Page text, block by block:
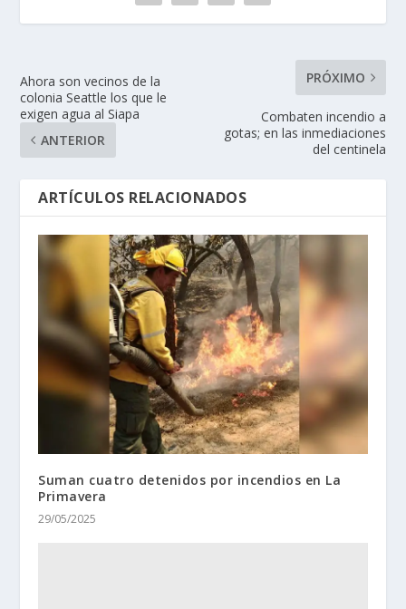
Ahora son vecinos de la
colonia Seattle los que le
exigen agua al Siapa
ANTERIOR
PRÓXIMO
Combaten incendio a
gotas; en las inmediaciones
del centinela
ARTÍCULOS RELACIONADOS
Suman cuatro detenidos por incendios en La
Primavera
29/05/2025